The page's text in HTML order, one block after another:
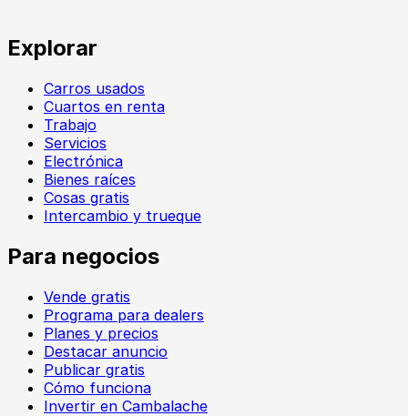
Explorar
Carros usados
Cuartos en renta
Trabajo
Servicios
Electrónica
Bienes raíces
Cosas gratis
Intercambio y trueque
Para negocios
Vende gratis
Programa para dealers
Planes y precios
Destacar anuncio
Publicar gratis
Cómo funciona
Invertir en Cambalache